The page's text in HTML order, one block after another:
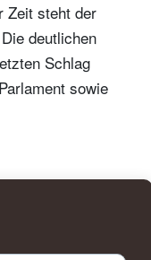
Zeit steht der
deutlichen
Schlag
sowie